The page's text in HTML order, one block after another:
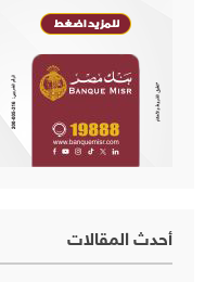
أحدث المقالات